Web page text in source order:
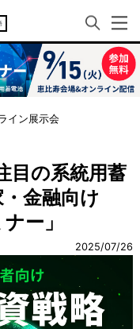
イン展示会
目の系統用蓄
金融向け
ー」
2025/07/26